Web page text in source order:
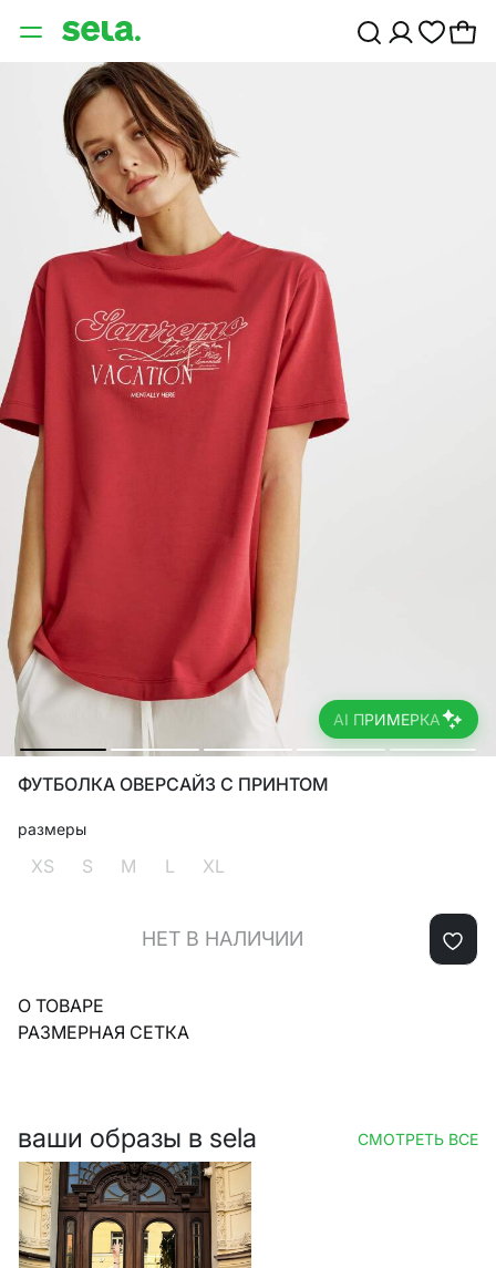
AI ПРИМЕРКА
ФУТБОЛКА ОВЕРСАЙЗ С ПРИНТОМ
размеры
XS S M L XL
НЕТ В НАЛИЧИИ
О ТОВАРЕ
РАЗМЕРНАЯ СЕТКА
ваши образы в sela СМОТРЕТЬ ВСЕ